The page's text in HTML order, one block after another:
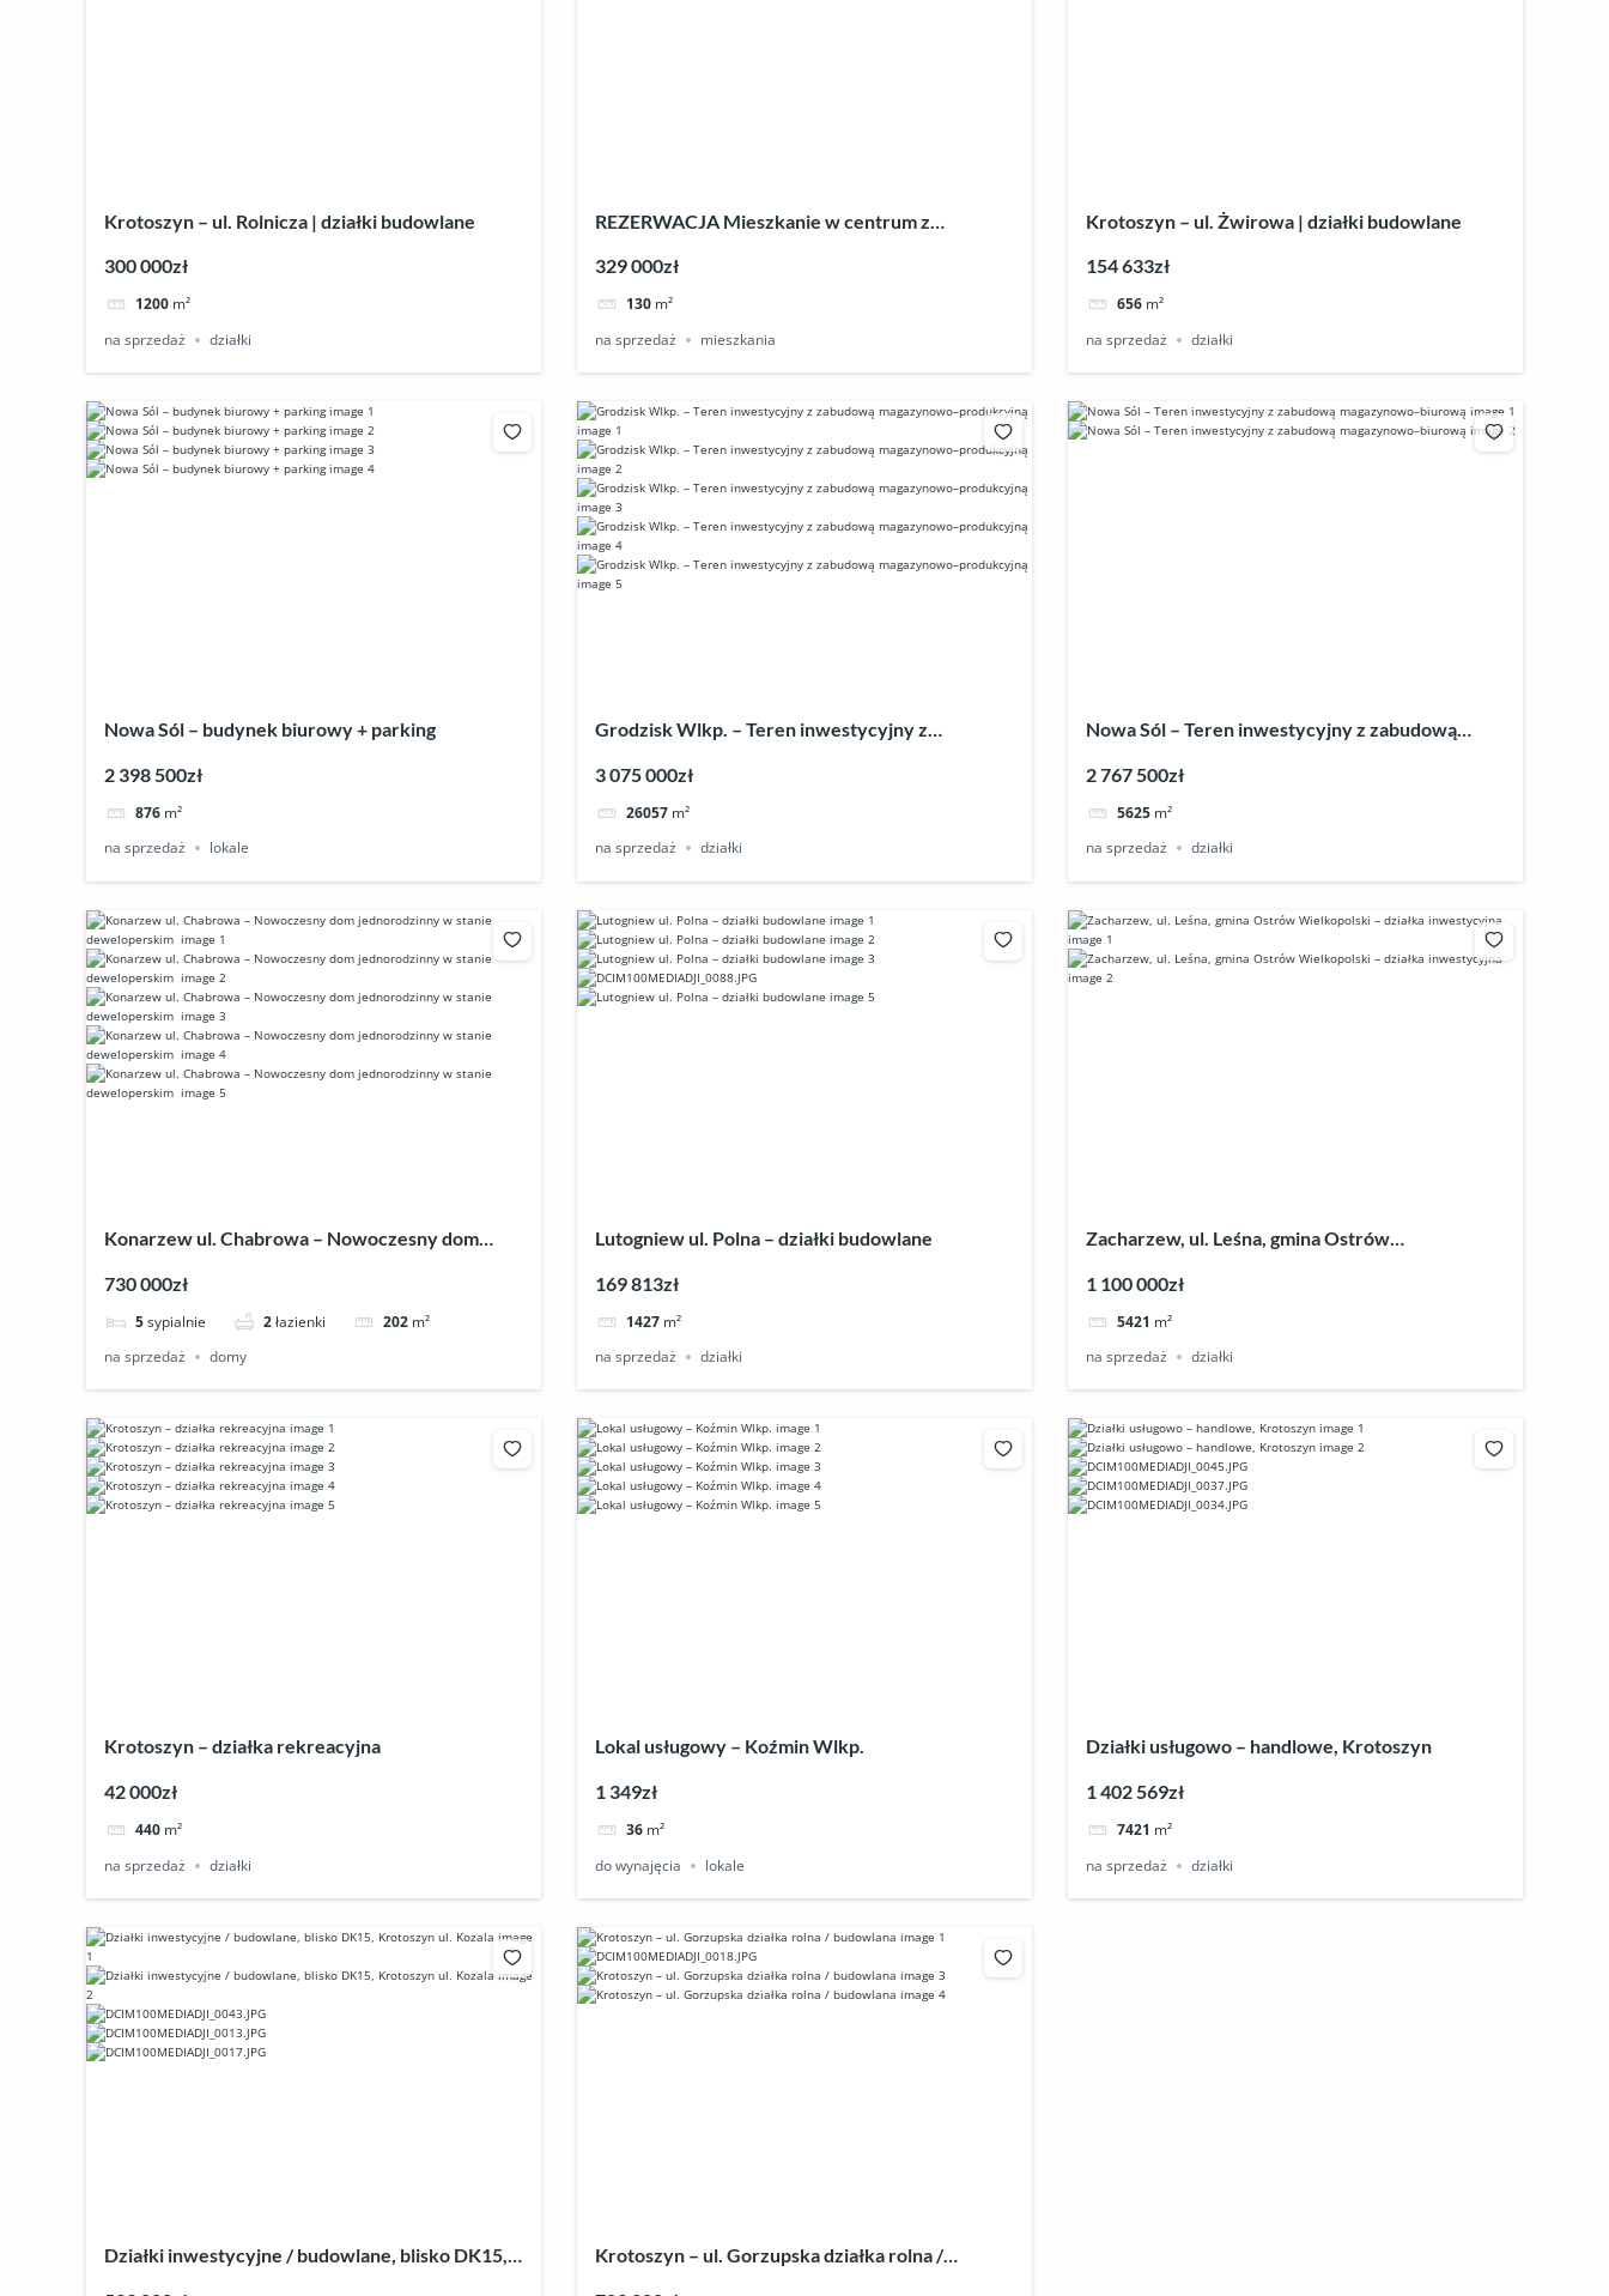
Krotoszyn – ul. Rolnicza | działki budowlane
300 000zł
1200 m²
na sprzedaż
działki
REZERWACJA Mieszkanie w centrum z
329 000zł
130 m²
na sprzedaż
mieszkania
Krotoszyn – ul. Żwirowa | działki budowlane
154 633zł
656 m²
na sprzedaż
działki
Nowa Sól – budynek biurowy + parking
2 398 500zł
876 m²
na sprzedaż
lokale
Grodzisk Wlkp. – Teren inwestycyjny z
3 075 000zł
26057 m²
na sprzedaż
działki
Nowa Sól – Teren inwestycyjny z zabudową
2 767 500zł
5625 m²
na sprzedaż
działki
Konarzew ul. Chabrowa – Nowoczesny dom
730 000zł
5sypialnie 2łazienki 202 m²
na sprzedaż
domy
Lutogniew ul. Polna – działki budowlane
169 813zł
1427 m²
na sprzedaż
działki
Zacharzew, ul. Leśna, gmina Ostrów
1 100 000zł
5421 m²
na sprzedaż
działki
Krotoszyn – działka rekreacyjna
42 000zł
440 m²
na sprzedaż
działki
Lokal usługowy – Koźmin Wlkp.
1 349zł
36 m²
do wynajęcia
lokale
Działki usługowo – handlowe, Krotoszyn
1 402 569zł
7421 m²
na sprzedaż
działki
Działki inwestycyjne / budowlane, blisko DK15,
Krotoszyn – ul. Gorzupska działka rolna /